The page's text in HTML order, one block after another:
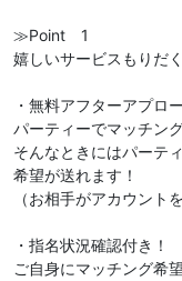
≫Point 1
嬉しいサービスもりだ
・無料アフターアプロ
パーティーでマッチン
そんなときにはパーテ
希望が送れます！
（お相手がアカウント
・指名状況確認付き！
ご自身にマッチング希